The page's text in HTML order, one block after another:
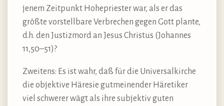
jenem Zeitpunkt Hohepriester war, als er das
größte vorstellbare Verbrechen gegen Gott plante,
d.h. den Justizmord an Jesus Christus (Johannes
11,50–51)?
Zweitens: Es ist wahr, daß für die Universalkirche
die objektive Häresie gutmeinender Häretiker
viel schwerer wägt als ihre subjektiv guten